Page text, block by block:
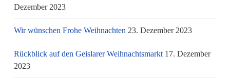
Dezember 2023
Wir wünschen Frohe Weihnachten 23. Dezember 2023
Rückblick auf den Geislarer Weihnachtsmarkt 17. Dezember
2023